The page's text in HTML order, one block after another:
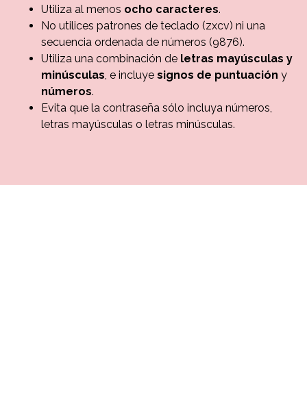
Utiliza al menos ocho caracteres.
No utilices patrones de teclado (zxcv) ni una
secuencia ordenada de números (9876).
Utiliza una combinación de letras mayúsculas y
minúsculas, e incluye signos de puntuación y
números.
Evita que la contraseña sólo incluya números,
letras mayúsculas o letras minúsculas.